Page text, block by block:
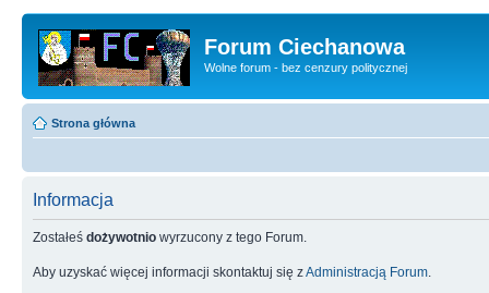
Forum Ciechanowa
Wolne forum - bez cenzury politycznej
Strona główna
Informacja
Zostałeś dożywotnio wyrzucony z tego Forum.
Aby uzyskać więcej informacji skontaktuj się zAdministracją Forum